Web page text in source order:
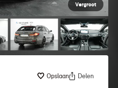
Vergroot
Opslaan Delen